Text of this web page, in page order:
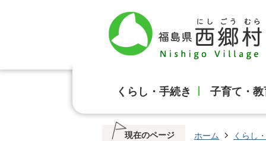
くらし・手続き 子育て・教
現在のページ ホーム くらし